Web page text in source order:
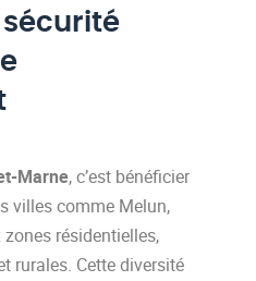
Marne, c’est bénéficier
villes comme Melun,
résidentielles,
rurales. Cette diversité